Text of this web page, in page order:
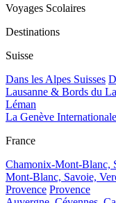
Voyages Scolaires
Destinations
Suisse
Dans les Alpes Suisses
Lausanne & Bords du
Léman
La Genève Internationale
France
Chamonix-Mont-Blanc,
Mont-Blanc, Savoie,
Provence Provence